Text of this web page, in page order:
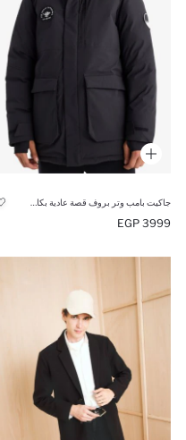
3999 EGP